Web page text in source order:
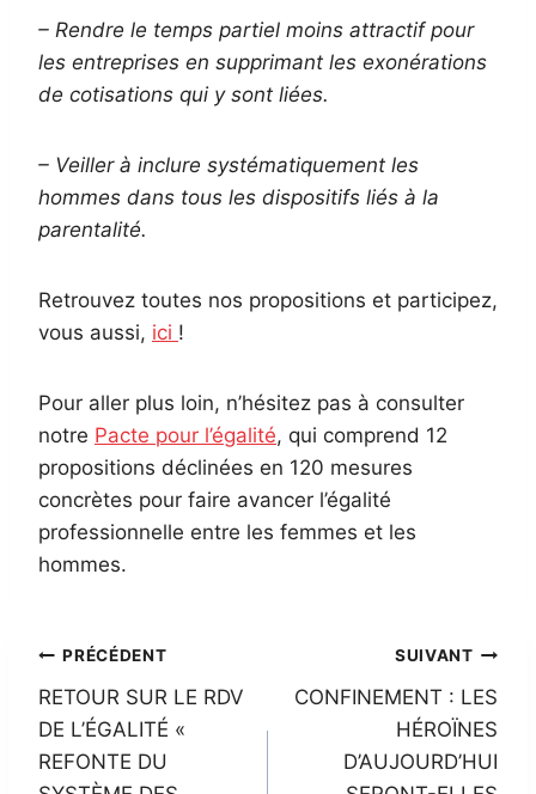
– Rendre le temps partiel moins attractif pour
les entreprises en supprimant les exonérations
de cotisations qui y sont liées.
– Veiller à inclure systématiquement les
hommes dans tous les dispositifs liés à la
parentalité.
Retrouvez toutes nos propositions et participez,
vous aussi, ici !
Pour aller plus loin, n’hésitez pas à consulter
notre Pacte pour l’égalité, qui comprend 12
propositions déclinées en 120 mesures
concrètes pour faire avancer l’égalité
professionnelle entre les femmes et les
hommes.
Navigation
de
l’article
PRÉCÉDENT
RETOUR SUR LE RDV
DE L’ÉGALITÉ «
REFONTE DU
SUIVANT
CONFINEMENT : LES
HÉROÏNES
D’AUJOURD’HUI